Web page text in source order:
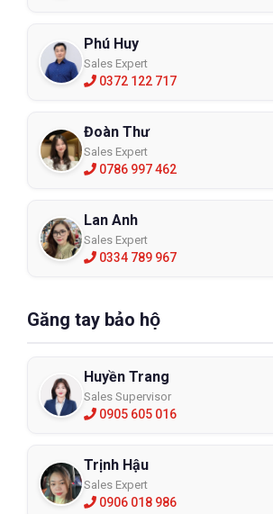
Phú Huy
Sales Expert
0372 122 717
Đoàn Thư
Sales Expert
0786 997 462
Lan Anh
Sales Expert
0334 789 967
Găng tay bảo hộ
Huyền Trang
Sales Supervisor
0905 605 016
Trịnh Hậu
Sales Expert
0906 018 986